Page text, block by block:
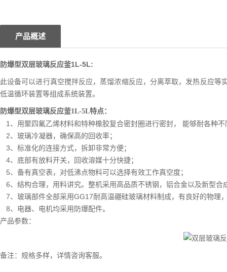
产品概述
防爆型双层玻璃反应釜1L-5L:
此设备可以进行真空搅拌反应，蒸馏浓缩反应，分离萃取，发热反应
低温循环装置等组成系统装置。
防爆型双层玻璃反应釜1L-5L特点：
1、用聚四氟乙烯材料和特种橡胶复合密封圈进行密封， 能够耐各种
2、玻璃冷凝器，确保高的回收率；
3、标准化的连接方式，拆卸非常方便；
4、底部有放料开关，回收溶媒十分快捷；
5、备有真空表，对低沸点物料可以选择有效工作真空度；
6、结构合理，用料讲究。整机采用高品质不锈钢，铝合金以及新型合
7、玻璃部件全部采用GG17耐高温硼硅玻璃材料制成，有良好的物理
8、电器、电机均采用防爆配件。
产品参数：
备注：规格多样，详情咨询客服。